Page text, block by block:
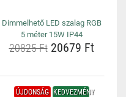
Dimmelhető LED szalag RGB
5 méter 15W IP44
20825 Ft20679 Ft
ÚJDONSÁG KEDVEZMÉNY